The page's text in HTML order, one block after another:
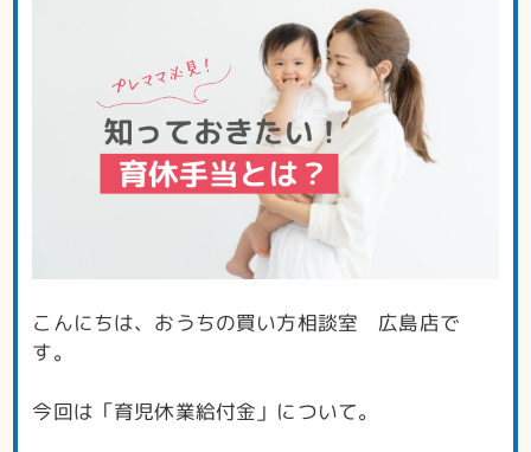
こんにちは、おうちの買い方相談室 広島店で
す。
今回は「育児休業給付金」について。